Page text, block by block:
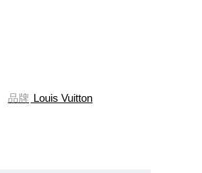
品牌 Louis Vuitton